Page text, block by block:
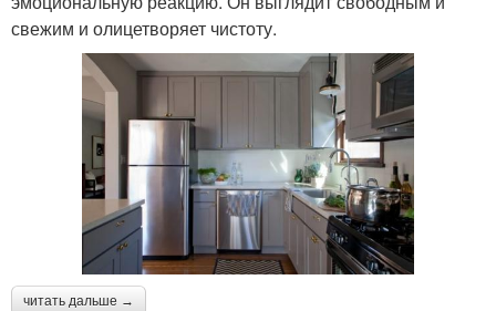
свежим и олицетворяет чистоту.
читать дальше →